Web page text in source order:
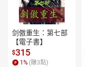
剑傲重生：第七部
【電子書】
$315
1 % (賺3點)